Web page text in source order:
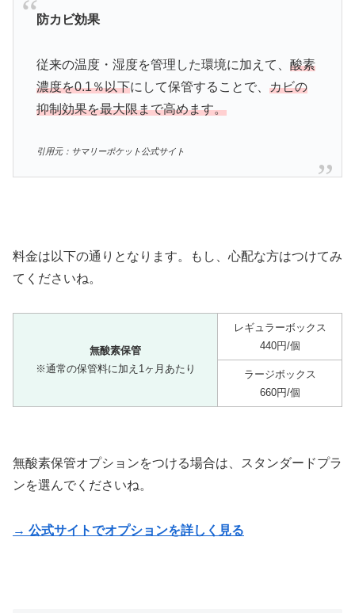
防カビ効果
従来の温度・湿度を管理した環境に加えて、 酸素
濃度を0.1％以下にして保管することで、 カビの
抑制効果を最大限まで高めます。
引用元：サマリーポケット公式サイト
料金は以下の通りとなります。もし、心配な方はつけてみ
てくださいね。
無酸素保管
※通常の保管料に加え1ヶ月あたり
レギュラーボックス
440円/個
ラージボックス
660円/個
無酸素保管オプションをつける場合は、スタンダードプラ
ンを選んでくださいね。
→ 公式サイトでオプションを詳しく見る